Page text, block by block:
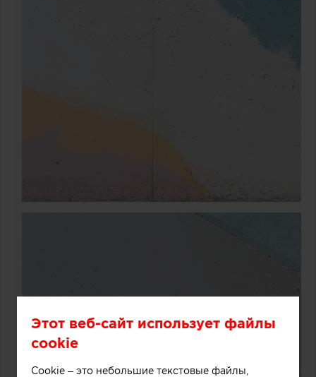
Этот веб-сайт использует файлы
cookie
Cookie – это небольшие текстовые файлы,